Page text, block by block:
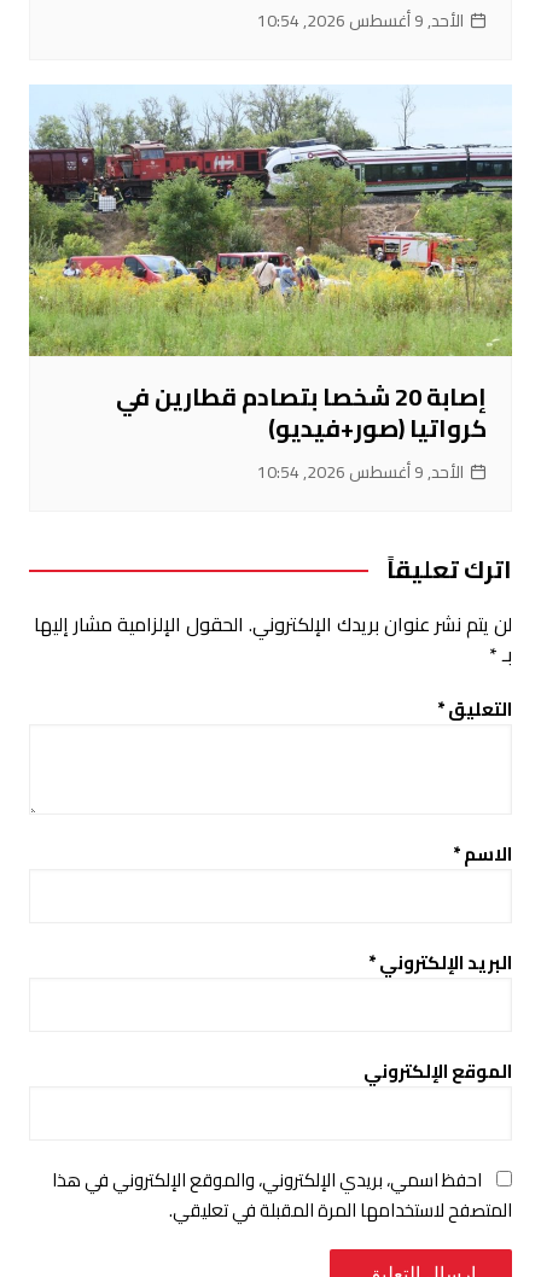
الأحد, 9 أغسطس 2026, 10:54
إصابة 20 شخصا بتصادم قطارين في
كرواتيا (صور+فيديو)
الأحد, 9 أغسطس 2026, 10:54
اترك تعليقاً
لن يتم نشر عنوان بريدك الإلكتروني. الحقول الإلزامية مشار إليها
بـ*
التعليق*
الاسم*
البريد الإلكتروني*
الموقع الإلكتروني
احفظ اسمي، بريدي الإلكتروني، والموقع الإلكتروني في هذا
المتصفح لاستخدامها المرة المقبلة في تعليقي.